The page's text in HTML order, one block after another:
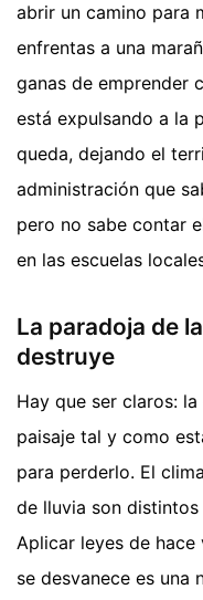
abrir un camino para
enfrentas a una
ganas de emprender
está expulsando a la
queda, dejando el
administración que
pero no sabe contar
en las escuelas
La paradoja de
destruye
Hay que ser claros:
paisaje tal y como
para perderlo. El
de lluvia son
Aplicar leyes de
se desvanece es una